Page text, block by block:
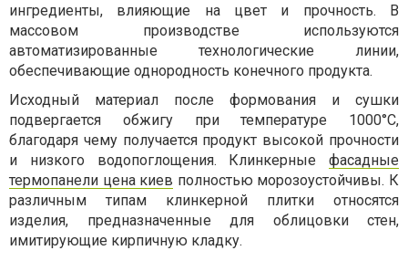
ингредиенты, влияющие на цвет и прочность. В
массовом производстве используются
автоматизированные технологические линии,
обеспечивающие однородность конечного продукта.
Исходный материал после формования и сушки
подвергается обжигу при температуре 1000°C,
благодаря чему получается продукт высокой прочности
и низкого водопоглощения. Клинкерные фасадные
термопанели цена киев полностью морозоустойчивы. К
различным типам клинкерной плитки относятся
изделия, предназначенные для облицовки стен,
имитирующие кирпичную кладку.